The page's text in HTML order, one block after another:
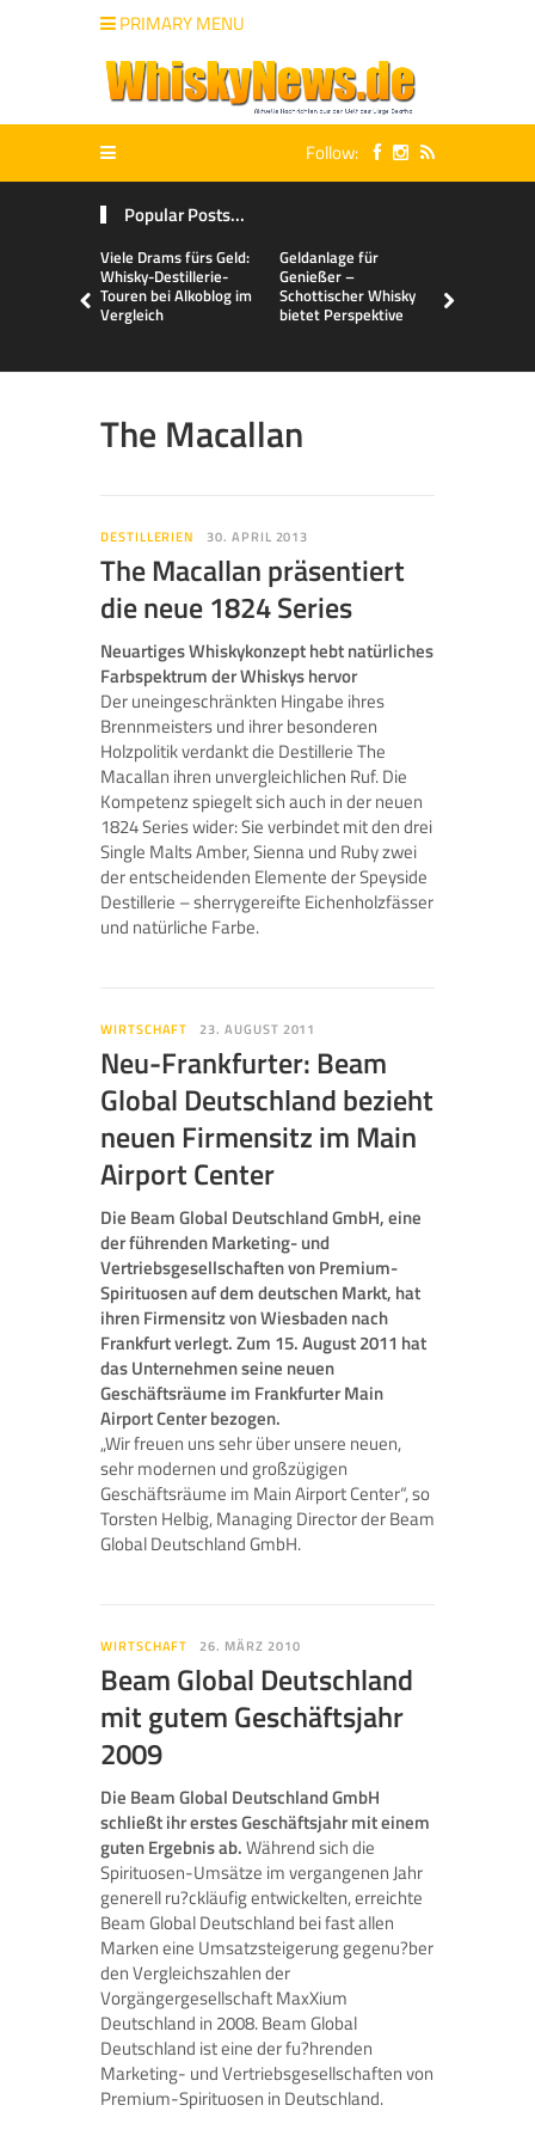
PRIMARY MENU
Follow:
Popular Posts...
Viele Drams fürs Geld:
Whisky-Destillerie-
Touren bei Alkoblog im
Vergleich
Geldanlage für
Genießer –
Schottischer Whisky
bietet Perspektive
The Macallan
DESTILLERIEN 30. APRIL 2013
The Macallan präsentiert
die neue 1824 Series
Neuartiges Whiskykonzept hebt natürliches
Farbspektrum der Whiskys hervor
Der uneingeschränkten Hingabe ihres
Brennmeisters und ihrer besonderen
Holzpolitik verdankt die Destillerie The
Macallan ihren unvergleichlichen Ruf. Die
Kompetenz spiegelt sich auch in der neuen
1824 Series wider: Sie verbindet mit den drei
Single Malts Amber, Sienna und Ruby zwei
der entscheidenden Elemente der Speyside
Destillerie – sherrygereifte Eichenholzfässer
und natürliche Farbe.
WIRTSCHAFT 23. AUGUST 2011
Neu-Frankfurter: Beam
Global Deutschland bezieht
neuen Firmensitz im Main
Airport Center
Die Beam Global Deutschland GmbH, eine
der führenden Marketing- und
Vertriebsgesellschaften von Premium-
Spirituosen auf dem deutschen Markt, hat
ihren Firmensitz von Wiesbaden nach
Frankfurt verlegt. Zum 15. August 2011 hat
das Unternehmen seine neuen
Geschäftsräume im Frankfurter Main
Airport Center bezogen.
„Wir freuen uns sehr über unsere neuen,
sehr modernen und großzügigen
Geschäftsräume im Main Airport Center“, so
Torsten Helbig, Managing Director der Beam
Global Deutschland GmbH.
WIRTSCHAFT 26. MÄRZ 2010
Beam Global Deutschland
mit gutem Geschäftsjahr
2009
Die Beam Global Deutschland GmbH
schließt ihr erstes Geschäftsjahr mit einem
guten Ergebnis ab.Während sich die
Spirituosen-Umsätze im vergangenen Jahr
generell ru?ckläufig entwickelten, erreichte
Beam Global Deutschland bei fast allen
Marken eine Umsatzsteigerung gegenu?ber
den Vergleichszahlen der
Vorgängergesellschaft MaxXium
Deutschland in 2008. Beam Global
Deutschland ist eine der fu?hrenden
Marketing- und Vertriebsgesellschaften von
Premium-Spirituosen in Deutschland.